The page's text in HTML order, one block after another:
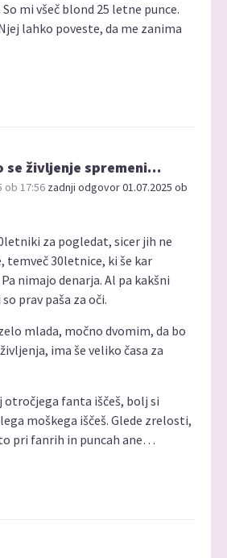
mi všeč blond 25 letne punce.
lahko poveste, da me zanima
se življenje spremeni…
ob 17:56 zadnji odgovor 01.07.2025 ob
za pogledat, sicer jih ne
temveč 30letnice, ki še kar
nimajo denarja. Al pa kakšni
prav paša za oči.
mlada, močno dvomim, da bo
ima še veliko časa za
fanta iščeš, bolj si
moškega iščeš. Glede zrelosti,
pri fanrih in puncah ane…